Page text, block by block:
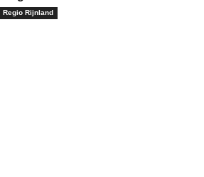
Regio Rijnland